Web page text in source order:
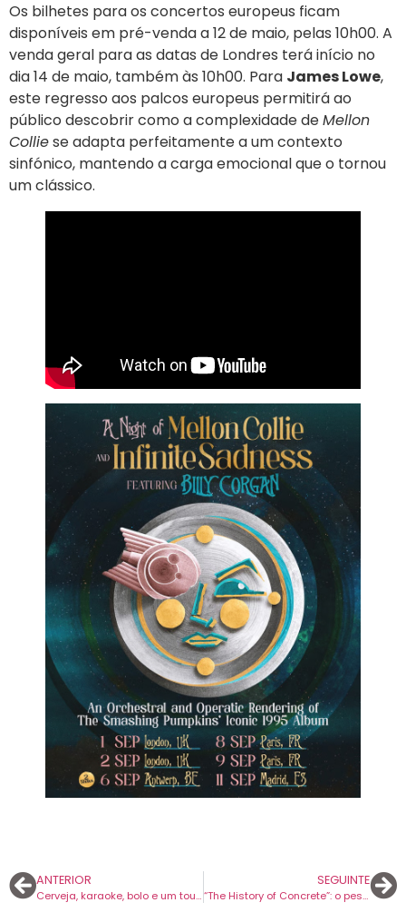
Os bilhetes para os concertos europeus ficam
disponíveis em pré-venda a 12 de maio, pelas 10h00. A
venda geral para as datas de Londres terá início no
dia 14 de maio, também às 10h00. Para James Lowe,
este regresso aos palcos europeus permitirá ao
público descobrir como a complexidade deMellon
Colliese adapta perfeitamente a um contexto
sinfónico, mantendo a carga emocional que o tornou
um clássico.
ANTERIOR
Cerveja, karaoke, bolo e um touro mecânico: assim se celebram os dez anos de MUSA.
SEGUINTE
“The History of Concrete”: o peso invisível do betão e das coisas pequenas